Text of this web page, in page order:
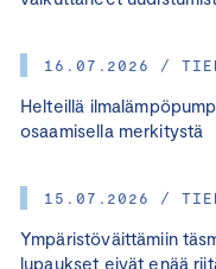
16.07.2026 /
Helteillä
osaamisella merkitystä
15.07.2026 /
Ympäristöväittämiin
lupaukset eivät enää